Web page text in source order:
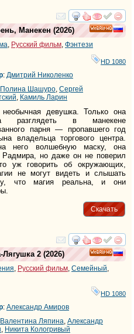
смотреть
HD
Манекен (2026)
, Русский фильм, Фэнтези
HD 1080
: Дмитрий Николенко
Полина Шашуро, Сергей
, Камиль Ларин
девушка. Только она
разглядеть в манекене
парня — пропавшего год
владельца торгового центра.
него волшебную маску, она
Радмира, но даже он не поверил
уж говорить об окружающих,
не могут видеть и слышать
что магия реальна, и они
Скачать
смотреть
HD
Лягушка 2 (2026)
, Русский фильм, Семейный,
HD 1080
: Александр Амиров
Валентина Ляпина, Александр
, Никита Кологривый